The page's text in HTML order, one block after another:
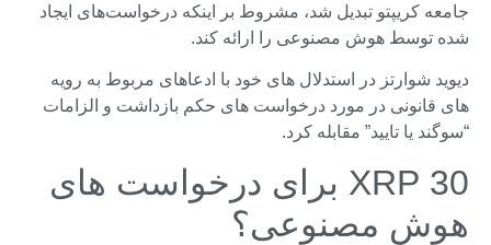
جامعه کریپتو تبدیل شد، مشروط بر اینکه درخواست‌های ایجاد
شده توسط هوش مصنوعی را ارائه کند.
دیوید شوارتز در استدلال های خود با ادعاهای مربوط به رویه
های قانونی در مورد درخواست های حکم بازداشت و الزامات
“سوگند یا تایید” مقابله کرد.
30 XRP برای درخواست های
هوش مصنوعی؟